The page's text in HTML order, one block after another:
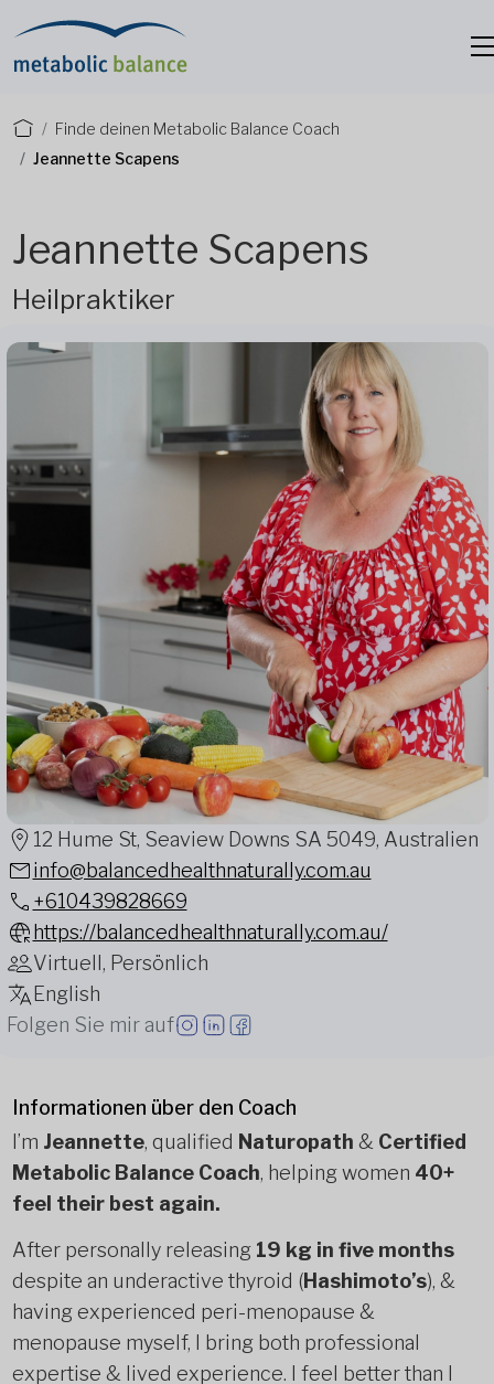
Finde deinen Metabolic Balance Coach
Jeannette Scapens
Jeannette Scapens
Heilpraktiker
12 Hume St, Seaview Downs SA 5049, Australien
info@balancedhealthnaturally.com.au
+610439828669
https://balancedhealthnaturally.com.au/
Virtuell, Persönlich
English
Folgen Sie mir auf
Informationen über den Coach
I’m Jeannette, qualified Naturopath & Certified
Metabolic Balance Coach, helping women 40+
feel their best again.
After personally releasing 19 kg in five months
despite an underactive thyroid (Hashimoto’s), &
having experienced peri-menopause &
menopause myself, I bring both professional
expertise & lived experience. I feel better than I